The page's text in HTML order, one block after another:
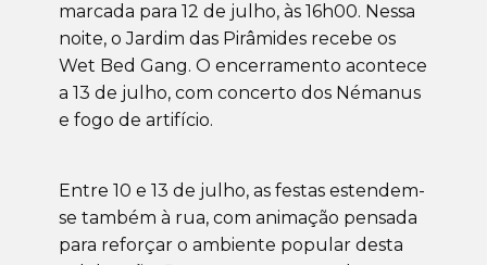
marcada para 12 de julho, às 16h00. Nessa
noite, o Jardim das Pirâmides recebe os
Wet Bed Gang. O encerramento acontece
a 13 de julho, com concerto dos Némanus
e fogo de artifício.
Entre 10 e 13 de julho, as festas estendem-
se também à rua, com animação pensada
para reforçar o ambiente popular desta